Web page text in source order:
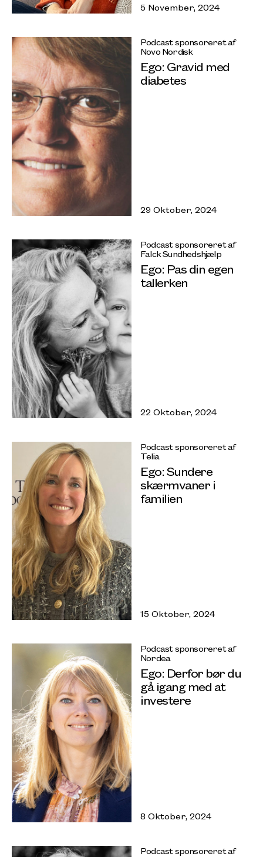
5 November, 2024
Podcast sponsoreret af
Novo Nordisk
Ego: Gravid med
diabetes
29 Oktober, 2024
Podcast sponsoreret af
Falck Sundhedshjælp
Ego: Pas din egen
tallerken
22 Oktober, 2024
Podcast sponsoreret af
Telia
Ego: Sundere
skærmvaner i
familien
15 Oktober, 2024
Podcast sponsoreret af
Nordea
Ego: Derfor bør du
gå igang med at
investere
8 Oktober, 2024
Podcast sponsoreret af